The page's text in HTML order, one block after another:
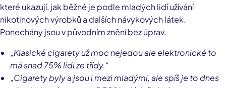
které ukazují, jak běžné je podle mladých lidí užívání
nikotinových výrobků a dalších návykových látek.
Ponechány jsou v původním znění bez úprav.
„Klasické cigarety už moc nejedou ale elektronické to
má snad 75% lidi ze třídy.“
„Cigarety byly a jsou i mezi mladými, ale spíš je to dnes